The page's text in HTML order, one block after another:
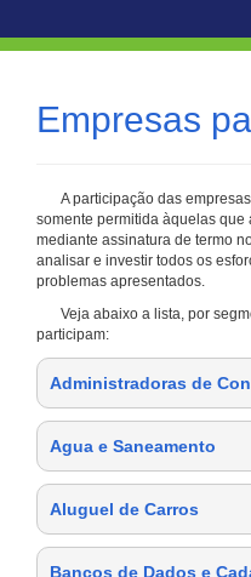
Empresas
A participação das
somente permitida àquelas que
mediante assinatura de termo
analisar e investir todos os
problemas apresentados.
Veja abaixo a lista, por
participam:
Administradoras de
Agua e Saneamento
Aluguel de Carros
Bancos de Dados e